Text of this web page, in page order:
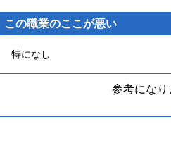
この職業のここが悪い
特になし
参考になり